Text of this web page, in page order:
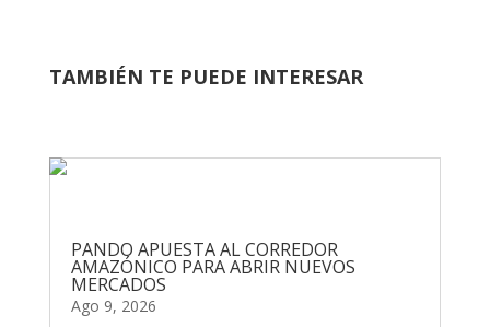
TAMBIÉN TE PUEDE INTERESAR
PANDO APUESTA AL CORREDOR
AMAZÓNICO PARA ABRIR NUEVOS
MERCADOS
Ago 9, 2026